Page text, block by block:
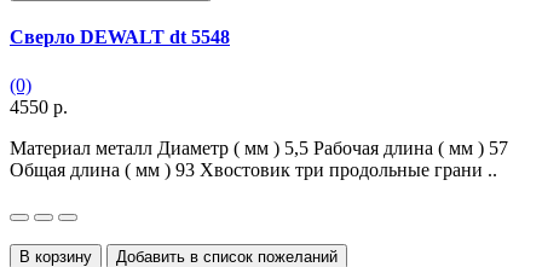
Сверло DEWALT dt 5548
(0)
4550 р.
Материал металл Диаметр ( мм ) 5,5 Рабочая длина ( мм ) 57
Общая длина ( мм ) 93 Хвостовик три продольные грани ..
В корзину
Добавить в список пожеланий